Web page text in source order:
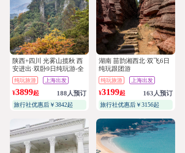
陕西+四川 光雾山揽秋 西
安进出·双卧9日纯玩游-全
程5晚5钻酒店连住不挪窝
纯玩旅游 上海出发
¥3899起 188人预订
旅行社优惠后￥3842起
湖南 苗韵湘西北·双飞6日
纯玩跟团游
纯玩旅游 上海出发
¥3199起 163人预订
旅行社优惠后￥3156起